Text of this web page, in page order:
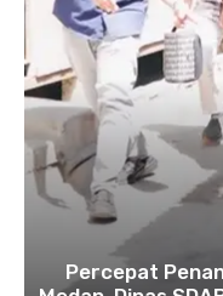
Percepat